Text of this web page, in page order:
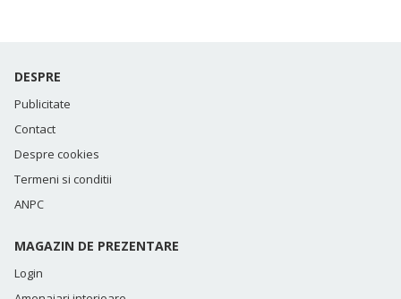
DESPRE
Publicitate
Contact
Despre cookies
Termeni si conditii
ANPC
MAGAZIN DE PREZENTARE
Login